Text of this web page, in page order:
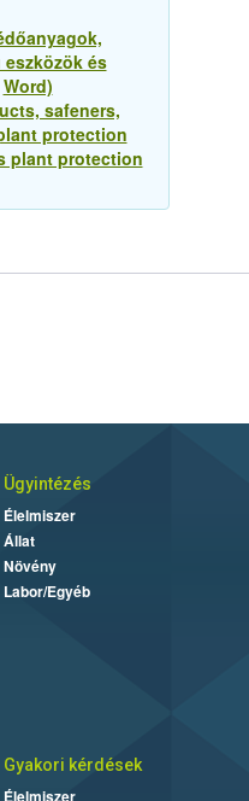
és
Word)
safeners,
protection
plant protection
Ügyintézés
Élelmiszer
Állat
Növény
Labor/Egyéb
Gyakori kérdések
Élelmiszer